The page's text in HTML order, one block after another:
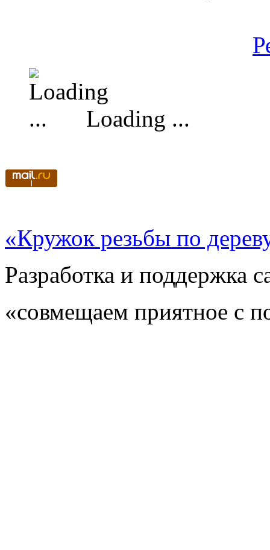
Loading ...
«Кружок резьбы по
Разработка и поддержка
«совмещаем приятное с